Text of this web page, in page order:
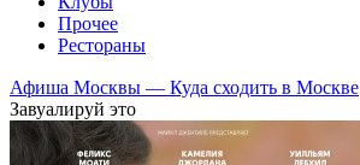
Прочее
Рестораны
Афиша Москвы — Куда сходить в Москве
Завуалируй это